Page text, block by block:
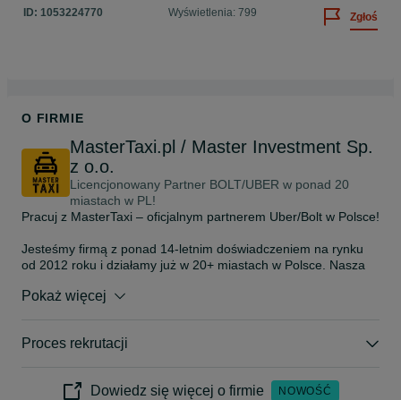
ID: 1053224770 Wyświetlenia: 799 Zgłoś
O FIRMIE
MasterTaxi.pl / Master Investment Sp.
z o.o.
Licencjonowany Partner BOLT/UBER w ponad 20
miastach w PL!
Pracuj z MasterTaxi – oficjalnym partnerem Uber/Bolt w Polsce!
Jesteśmy firmą z ponad 14-letnim doświadczeniem na rynku
od 2012 roku i działamy już w 20+ miastach w Polsce. Nasza
samochodach Toyota Corolla Hybrid, które zapewniają komfort,
W 2025 roku przewoziliśmy blisko 100 000 pasażerów
hybrydowych Toyot Corolla i podwoimy ten wynik.
Pokaż więcej
Proces rekrutacji
Dowiedz się więcej o firmie NOWOŚĆ